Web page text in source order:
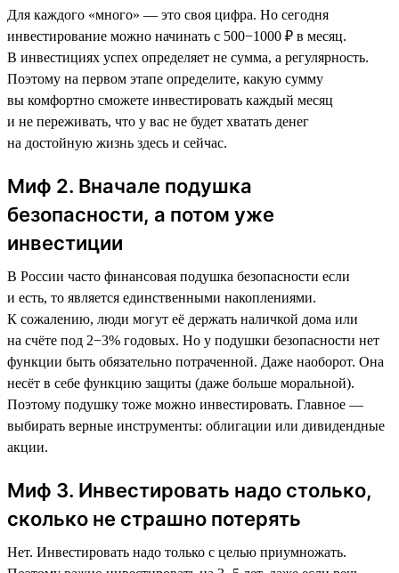
Для каждого «много» — это своя цифра. Но сегодня
инвестирование можно начинать с 500−1000 ₽ в месяц.
В инвестициях успех определяет не сумма, а регулярность.
Поэтому на первом этапе определите, какую сумму
вы комфортно сможете инвестировать каждый месяц
и не переживать, что у вас не будет хватать денег
на достойную жизнь здесь и сейчас.
Миф 2. Вначале подушка
безопасности, а потом уже
инвестиции
В России часто финансовая подушка безопасности если
и есть, то является единственными накоплениями.
К сожалению, люди могут её держать наличкой дома или
на счёте под 2−3% годовых. Но у подушки безопасности нет
функции быть обязательно потраченной. Даже наоборот. Она
несёт в себе функцию защиты (даже больше моральной).
Поэтому подушку тоже можно инвестировать. Главное —
выбирать верные инструменты: облигации или дивидендные
акции.
Миф 3. Инвестировать надо столько,
сколько не страшно потерять
Нет. Инвестировать надо только с целью приумножать.